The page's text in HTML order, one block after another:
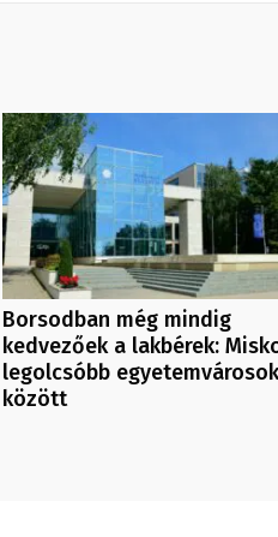
Borsodban még mindig
kedvezőek a lakbérek:
legolcsóbb egyetemvárosok
között